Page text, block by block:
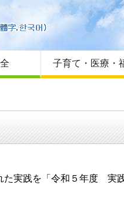
はじめての方へ
Foreign language
サイトマップ
子育て・医療・
実践を「令和５年度 実